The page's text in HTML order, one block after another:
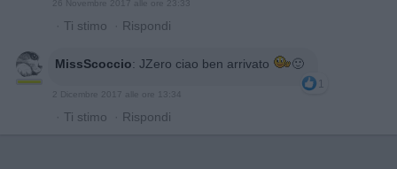
26 Novembre 2017 alle ore 23:33
· Ti stimo · Rispondi
MissScoccio: JZero ciao ben arrivato 🙂
1
2 Dicembre 2017 alle ore 13:34
· Ti stimo · Rispondi